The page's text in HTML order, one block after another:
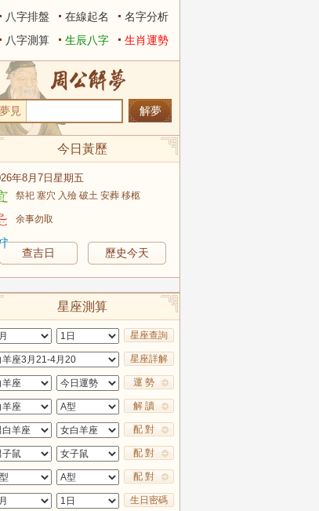
八字排盤
在線起名
名字分析
八字測算
生辰八字 生肖運勢
夢見
今日黃歷
年8月7日星期五
祭祀 塞穴 入殮 破土 安葬 移柩
余事勿取
查吉日 歷史今天
星座測算
星座查詢
星座詳解
運 勢
解 讀
配 對
配 對
配 對
生日密碼